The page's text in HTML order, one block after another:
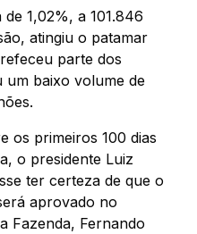
1,02%, a 101.846
atingiu o patamar
parte dos
um baixo volume de
os primeiros 100 dias
o presidente Luiz
ter certeza de que o
aprovado no
Fazenda, Fernando